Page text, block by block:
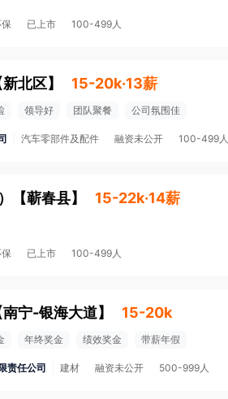
已上市 100-499人
新北区】 15-20k·13薪
领导好 团队聚餐 公司氛围佳
汽车零部件及配件 融资未公开 100-499人
【蕲春县】 15-22k·14薪
已上市 100-499人
南宁-银海大道】 15-20k
年终奖金 绩效奖金 带薪年假
责任公司 建材 融资未公开 500-999人